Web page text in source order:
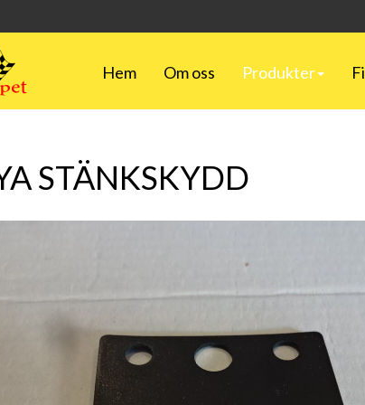
Hem Om oss Produkter
STÄNKSKYDD